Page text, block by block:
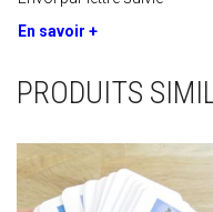
En savoir +
PRODUITS